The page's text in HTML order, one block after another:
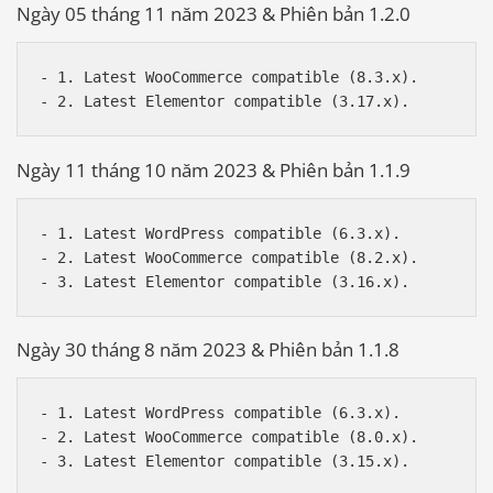
Ngày 05 tháng 11 năm 2023 & Phiên bản 1.2.0
- 1. Latest WooCommerce compatible (8.3.x).
Ngày 11 tháng 10 năm 2023 & Phiên bản 1.1.9
- 1. Latest WordPress compatible (6.3.x).
- 2. Latest WooCommerce compatible (8.2.x).
Ngày 30 tháng 8 năm 2023 & Phiên bản 1.1.8
- 1. Latest WordPress compatible (6.3.x).
- 2. Latest WooCommerce compatible (8.0.x).